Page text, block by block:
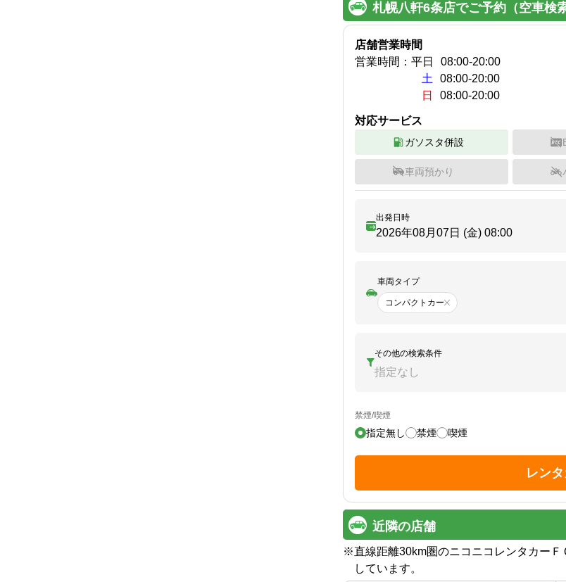
札幌八軒6条店でご予約（空車検索
店舗営業時間
営業時間： 平日 08:00-20:00
土
08:00-20:00
日
08:00-20:00
対応サービス
ガソスタ併設
車両預かり
出発日時
2026年08月07日 (金) 08:00
車両タイプ
コンパクトカー
その他の検索条件
指定なし
禁煙/喫煙
指定無し 禁煙 喫煙
レン
近隣の店舗
※直線距離30km圏のニコニコレンタカー
しています。